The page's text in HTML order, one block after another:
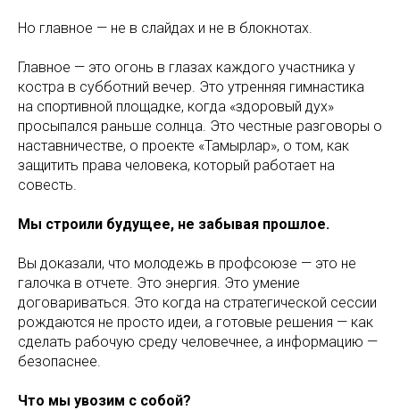
Но главное — не в слайдах и не в блокнотах.
Главное — это огонь в глазах каждого участника у
костра в субботний вечер. Это утренняя гимнастика
на спортивной площадке, когда «здоровый дух»
просыпался раньше солнца. Это честные разговоры о
наставничестве, о проекте «Тамырлар», о том, как
защитить права человека, который работает на
совесть.
Мы строили будущее, не забывая прошлое.
Вы доказали, что молодежь в профсоюзе — это не
галочка в отчете. Это энергия. Это умение
договариваться. Это когда на стратегической сессии
рождаются не просто идеи, а готовые решения — как
сделать рабочую среду человечнее, а информацию —
безопаснее.
Что мы увозим с собой?